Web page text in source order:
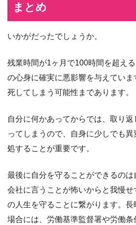
まとめ
いかがだったでしょうか。
残業時間が1ヶ月で100時間を超え
の心身に確実に悪影響を与えてい
死してしまう可能性まであります。
自分に何かあってからでは、取り
ってしまうので、自身に少しでも
処することが重要です。
最後に自分を守ることができるのは
会社に言うことが怖いからと我慢
の人生を守ることに繋がります。
場合には、労働基準監督署や労働